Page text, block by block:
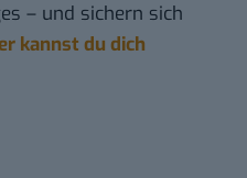
– und sichern sich
kannst du dich